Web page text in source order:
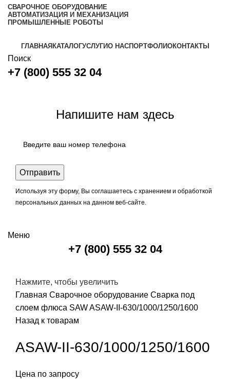
СВАРОЧНОЕ ОБОРУДОВАНИЕ
АВТОМАТИЗАЦИЯ И МЕХАНИЗАЦИЯ
ПРОМЫШЛЕННЫЕ РОБОТЫ
ГЛАВНАЯ КАТАЛОГУСЛУГИО НАСПОРТФОЛИОКОНТАКТЫ
Поиск
+7 (800) 555 32 04
Напишите нам здесь
Используя эту форму, Вы соглашаетесь с хранением и обработкой
персональных данных на данном веб-сайте.
Меню
+7 (800) 555 32 04
Нажмите, чтобы увеличить
Главная Сварочное оборудование Сварка под
слоем флюса SAWASAW-II-630/1000/1250/1600
Назад к товарам
ASAW-II-630/1000/1250/1600
Цена по запросу